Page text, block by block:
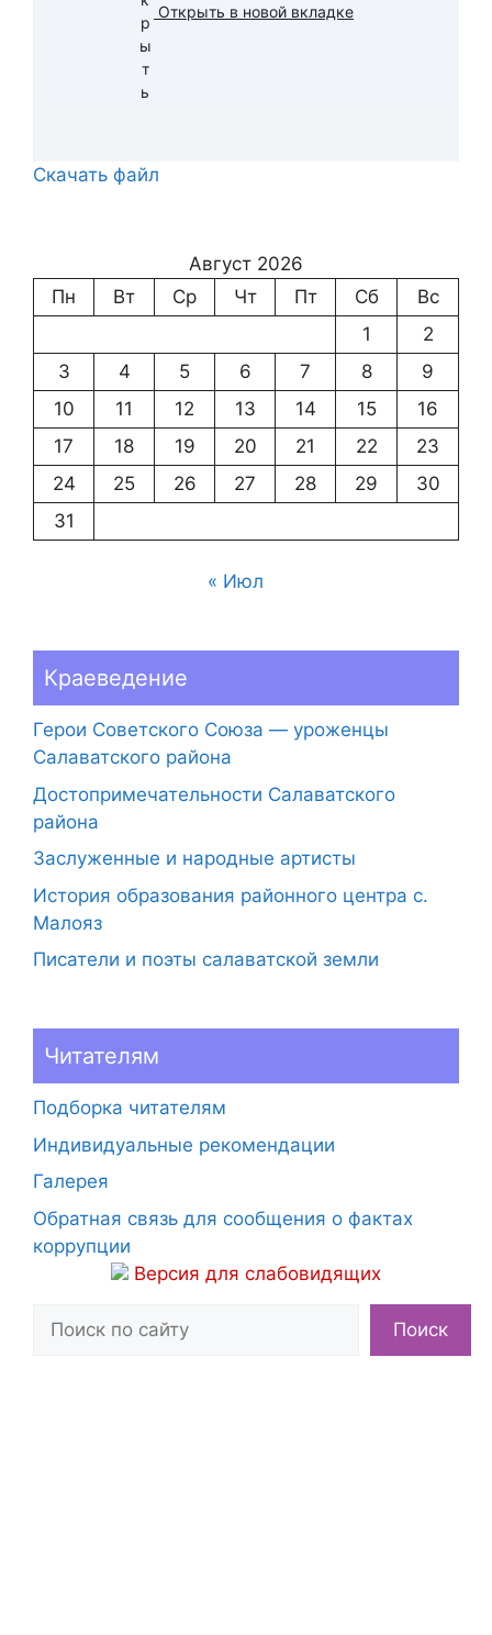
Открыть в новой вкладке
Скачать файл
Август 2026
Пн
Вт Ср Чт Пт Сб
Вс
1
2
3
4 5 6 7 8
9
10
11 12 13 14 15
16
17
18 19 20 21 22
23
24
25 26 27 28 29
30
31
« Июл
Краеведение
Герои Советского Союза — уроженцы
Салаватского района
Достопримечательности Салаватского
района
Заслуженные и народные артисты
История образования районного центра с.
Малояз
Писатели и поэты салаватской земли
Читателям
Подборка читателям
Индивидуальные рекомендации
Галерея
Обратная связь для сообщения о фактах
коррупции
Версия для слабовидящих
Поиск